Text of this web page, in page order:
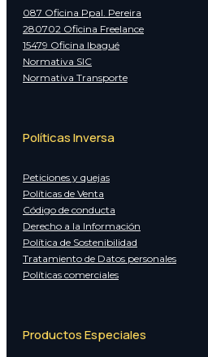
087 Oficina Ppal. Pereira
280702 Oficina Freelance
15479 Oficina Ibagué
Normativa SIC
Normativa Transporte
Políticas Inversa
Peticiones y quejas
Políticas de Venta
Código de conducta
Derecho a la Información
Política de Sostenibilidad
Tratamiento de Datos personales
Políticas comerciales
Productos Especiales